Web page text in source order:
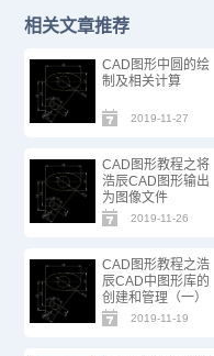
相关文章推荐
CAD图形中圆的绘
制及相关计算
2019-11-27
CAD图形教程之将
浩辰CAD图形输出
为图像文件
2019-11-26
CAD图形教程之浩
辰CAD中图形库的
创建和管理（一）
2019-11-19